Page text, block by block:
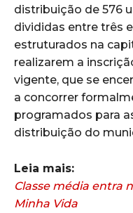
distribuição de 576
divididas entre três
estruturados na
realizarem a
vigente, que se
a concorrer
programados para
distribuição do
Leia mais:
Classe média entra
Minha Vida